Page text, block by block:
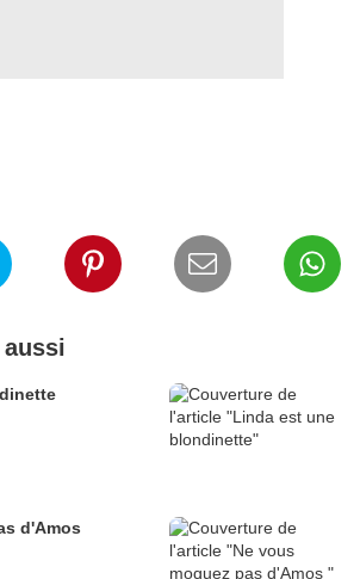
aussi
d'Amos